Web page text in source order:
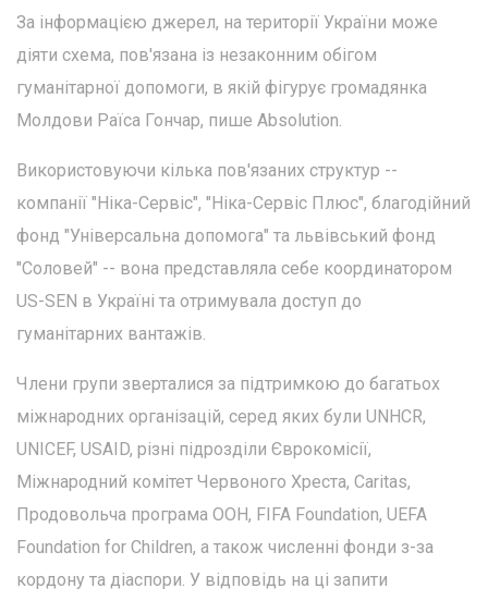
За інформацією джерел, на території України може
діяти схема, пов'язана із незаконним обігом
гуманітарної допомоги, в якій фігурує громадянка
Молдови Раїса Гончар, пише Absolution.
Використовуючи кілька пов'язаних структур --
компанії "Ніка-Сервіс", "Ніка-Сервіс Плюс", благодійний
фонд "Універсальна допомога" та львівський фонд
"Соловей" -- вона представляла себе координатором
US-SEN в Україні та отримувала доступ до
гуманітарних вантажів.
Члени групи зверталися за підтримкою до багатьох
міжнародних організацій, серед яких були UNHCR,
UNICEF, USAID, різні підрозділи Єврокомісії,
Міжнародний комітет Червоного Хреста, Caritas,
Продовольча програма ООН, FIFA Foundation, UEFA
Foundation for Children, а також численні фонди з-за
кордону та діаспори. У відповідь на ці запити